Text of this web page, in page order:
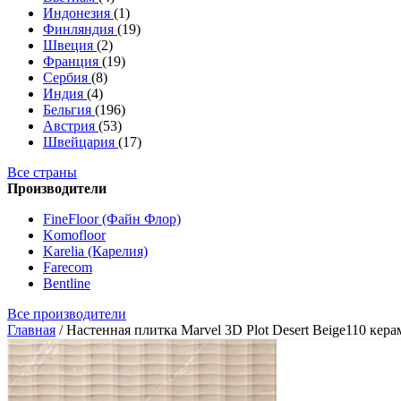
Индонезия (1)
Финляндия (19)
Швеция (2)
Франция (19)
Сербия (8)
Индия (4)
Бельгия (196)
Австрия (53)
Швейцария (17)
Все страны
Производители
FineFloor (Файн Флор)
Komofloor
Karelia (Карелия)
Farecom
Bentline
Все производители
Главная /Настенная плитка Marvel 3D Plot Desert Beige110